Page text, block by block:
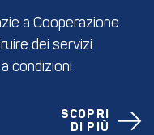
a Cooperazione
dei servizi
condizioni
SCOPRI
DI PIÙ